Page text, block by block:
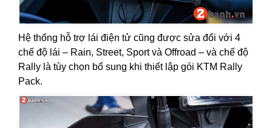
Hệ thống hỗ trợ lái điện tử cũng được sửa đổi với 4
chế độ lái – Rain, Street, Sport và Offroad – và chế độ
Rally là tùy chọn bổ sung khi thiết lập gói KTM Rally
Pack.